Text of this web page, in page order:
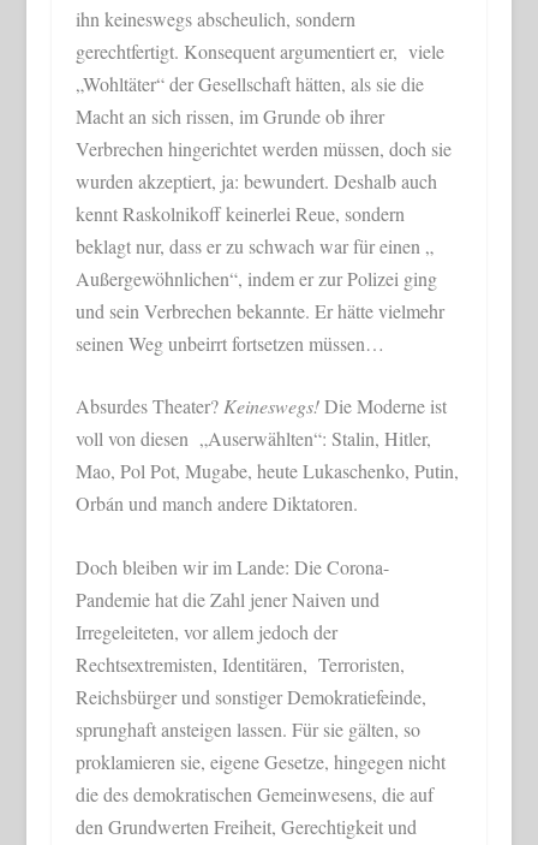
ihn keineswegs abscheulich, sondern
gerechtfertigt. Konsequent argumentiert er, viele
„Wohltäter“ der Gesellschaft hätten, als sie die
Macht an sich rissen, im Grunde ob ihrer
Verbrechen hingerichtet werden müssen, doch sie
wurden akzeptiert, ja: bewundert. Deshalb auch
kennt Raskolnikoff keinerlei Reue, sondern
beklagt nur, dass er zu schwach war für einen „
Außergewöhnlichen“, indem er zur Polizei ging
und sein Verbrechen bekannte. Er hätte vielmehr
seinen Weg unbeirrt fortsetzen müssen…
Absurdes Theater?Keineswegs!Die Moderne ist
voll von diesen „Auserwählten“: Stalin, Hitler,
Mao, Pol Pot, Mugabe, heute Lukaschenko, Putin,
Orbán und manch andere Diktatoren.
Doch bleiben wir im Lande: Die Corona-
Pandemie hat die Zahl jener Naiven und
Irregeleiteten, vor allem jedoch der
Rechtsextremisten, Identitären, Terroristen,
Reichsbürger und sonstiger Demokratiefeinde,
sprunghaft ansteigen lassen. Für sie gälten, so
proklamieren sie, eigene Gesetze, hingegen nicht
die des demokratischen Gemeinwesens, die auf
den Grundwerten Freiheit, Gerechtigkeit und